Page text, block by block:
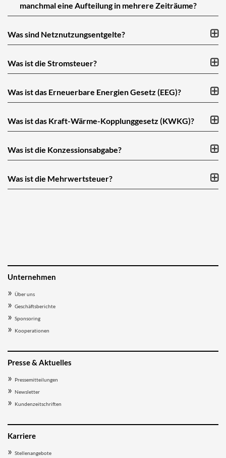
manchmal eine Aufteilung in mehrere Zeiträume?
Was sind Netznutzungsentgelte?
Was ist die Stromsteuer?
Was ist das Erneuerbare Energien Gesetz (EEG)?
Was ist das Kraft-Wärme-Kopplunggesetz (KWKG)?
Was ist die Konzessionsabgabe?
Was ist die Mehrwertsteuer?
Unternehmen
Über uns
Geschäftsberichte
Sponsoring
Kooperationen
Presse & Aktuelles
Pressemitteilungen
Newsletter
Kundenzeitschriften
Karriere
Stellenangebote